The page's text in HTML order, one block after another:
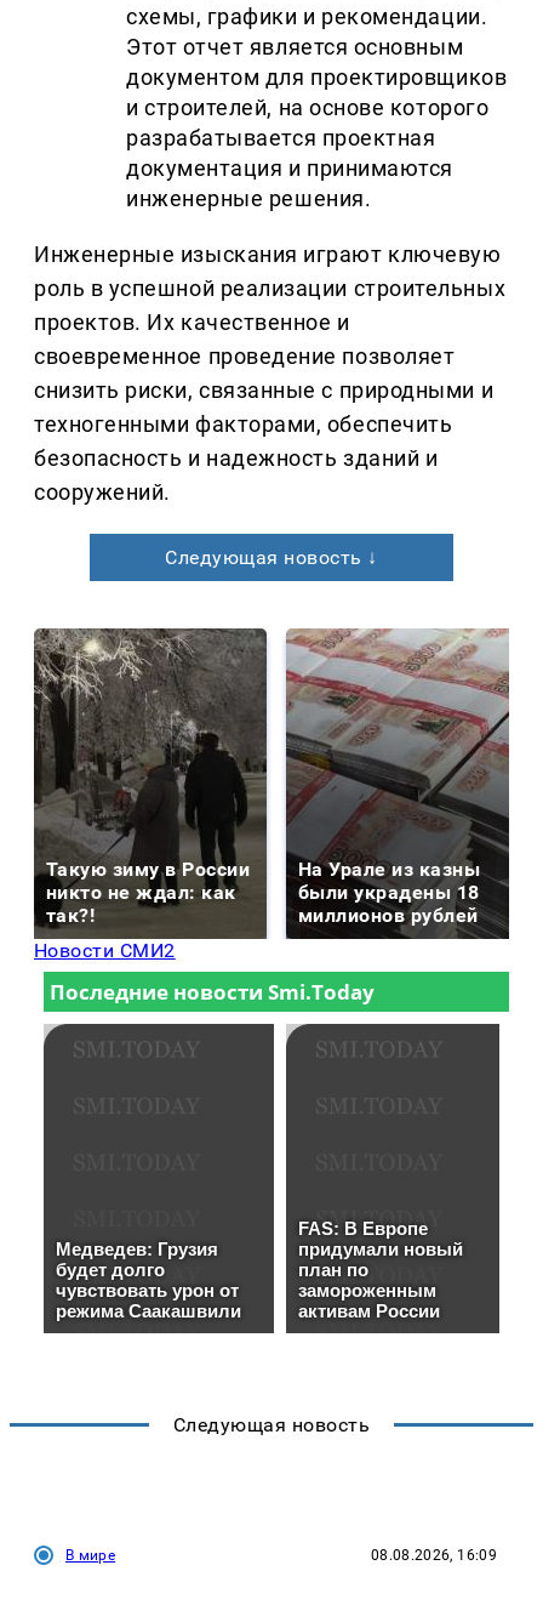
схемы, графики и рекомендации.
Этот отчет является основным
документом для проектировщиков
и строителей, на основе которого
разрабатывается проектная
документация и принимаются
инженерные решения.
Инженерные изыскания играют ключевую
роль в успешной реализации строительных
проектов. Их качественное и
своевременное проведение позволяет
снизить риски, связанные с природными и
техногенными факторами, обеспечить
безопасность и надежность зданий и
сооружений.
Следующая новость ↓
Такую зиму в России
никто не ждал: как
так?!
На Урале из казны
были украдены 18
миллионов рублей
Новости СМИ2
Следующая новость
В мире 08.08.2026, 16:09